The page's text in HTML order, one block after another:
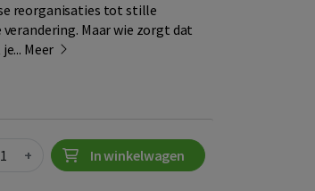
reorganisaties tot stille
Maar wie zorgt dat
Meer
+ In winkelwagen